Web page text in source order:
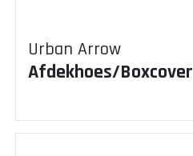
Urban Arrow
Afdekhoes/Boxcover